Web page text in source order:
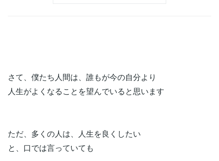
さて、僕たち人間は、誰もが今の自分より
人生がよくなることを望んでいると思います
ただ、多くの人は、人生を良くしたい
と、口では言っていても